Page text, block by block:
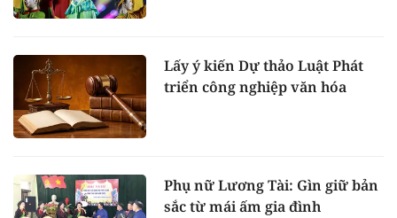
Lấy ý kiến Dự thảo Luật Phát
triển công nghiệp văn hóa
Phụ nữ Lương Tài: Gìn giữ bản
sắc từ mái ấm gia đình